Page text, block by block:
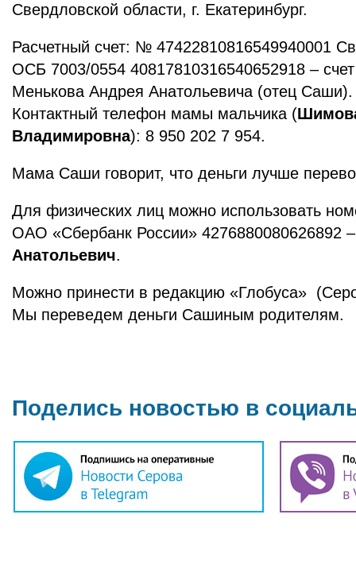
Свердловской области, г. Екатеринбург.
Расчетный счет: № 47422810816549940001
ОСБ 7003/0554 40817810316540652918 –
Менькова Андрея Анатольевича (отец Саши).
Контактный телефон мамы мальчика (
Владимировна): 8 950 202 7 954.
Мама Саши говорит, что деньги лучше
Для физических лиц можно использовать
ОАО «Сбербанк России» 4276880080626892
Анатольевич.
Можно принести в редакцию «Глобуса»
Мы переведем деньги Сашиным родителям.
Поделись новостью в